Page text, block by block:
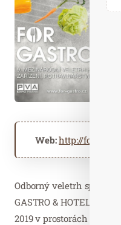
Web:http://for-
Odborný veletrh
GASTRO & HOTEL se
2019 v prostorách